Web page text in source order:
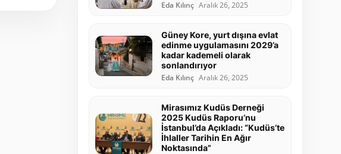
Eda Kılınç Aralık 26, 2025
Güney Kore, yurt dışına evlat
edinme uygulamasını 2029’a
kadar kademeli olarak
sonlandırıyor
Eda Kılınç Aralık 26, 2025
Mirasımız Kudüs Derneği
2025 Kudüs Raporu’nu
İstanbul’da Açıkladı: “Kudüs’te
İhlaller Tarihin En Ağır
Noktasında”